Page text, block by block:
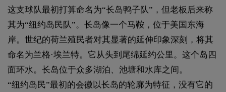
这支球队最初打算命名为“长岛鸭子队”，但老板后来称
其为“纽约岛民队”。长岛像一个马鞍，位于美国东海
岸。世纪的荷兰殖民者对其显著的延伸印象深刻，将其
命名为兰格·埃兰特。它从头到尾绵延约公里。这个岛四
面环水。长岛位于众多湖泊、池塘和水库之间。
“纽约岛民”最初的会徽以长岛的轮廓为特征，没有它的